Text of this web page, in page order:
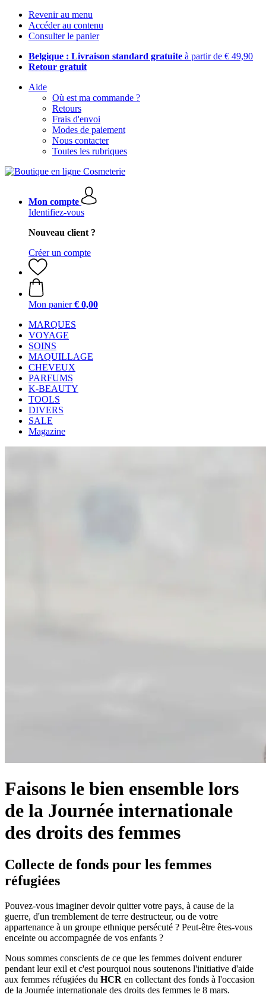
Revenir au menu
Accéder au contenu
Consulter le panier
Belgique : Livraison standard gratuite à partir de € 49,90
Retour gratuit
Aide
Où est ma commande ?
Retours
Frais d'envoi
Modes de paiement
Nous contacter
Toutes les rubriques
Mon compte
Identifiez-vous
Nouveau client ?
Créer un compte
Mon panier € 0,00
MARQUES
VOYAGE
SOINS
MAQUILLAGE
CHEVEUX
PARFUMS
K-BEAUTY
TOOLS
DIVERS
SALE
Magazine
Faisons le bien ensemble lors
de la Journée internationale
des droits des femmes
Collecte de fonds pour les femmes
réfugiées
Pouvez-vous imaginer devoir quitter votre pays, à cause de la
guerre, d'un tremblement de terre destructeur, ou de votre
appartenance à un groupe ethnique persécuté ? Peut-être êtes-vous
enceinte ou accompagnée de vos enfants ?
Nous sommes conscients de ce que les femmes doivent endurer
pendant leur exil et c'est pourquoi nous soutenons l'initiative d'aide
aux femmes réfugiées du HCR en collectant des fonds à l'occasion
de la Journée internationale des droits des femmes le 8 mars.